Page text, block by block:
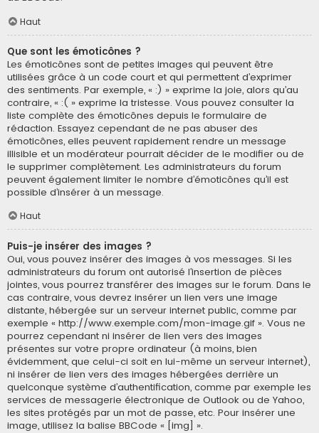
Haut
Que sont les émoticônes ?
Les émoticônes sont de petites images qui peuvent être
utilisées grâce à un code court et qui permettent d’exprimer
des sentiments. Par exemple, « :) » exprime la joie, alors qu’au
contraire, « :( » exprime la tristesse. Vous pouvez consulter la
liste complète des émoticônes depuis le formulaire de
rédaction. Essayez cependant de ne pas abuser des
émoticônes, elles peuvent rapidement rendre un message
illisible et un modérateur pourrait décider de le modifier ou de
le supprimer complètement. Les administrateurs du forum
peuvent également limiter le nombre d’émoticônes qu’il est
possible d’insérer à un message.
Haut
Puis-je insérer des images ?
Oui, vous pouvez insérer des images à vos messages. Si les
administrateurs du forum ont autorisé l’insertion de pièces
jointes, vous pourrez transférer des images sur le forum. Dans le
cas contraire, vous devrez insérer un lien vers une image
distante, hébergée sur un serveur internet public, comme par
exemple « http://www.exemple.com/mon-image.gif ». Vous ne
pourrez cependant ni insérer de lien vers des images
présentes sur votre propre ordinateur (à moins, bien
évidemment, que celui-ci soit en lui-même un serveur internet),
ni insérer de lien vers des images hébergées derrière un
quelconque système d’authentification, comme par exemple les
services de messagerie électronique de Outlook ou de Yahoo,
les sites protégés par un mot de passe, etc. Pour insérer une
image, utilisez la balise BBCode « [img] ».